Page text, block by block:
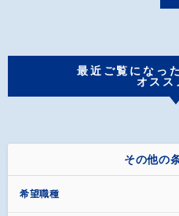
最近ご覧になっ
オスス
その他の
希望職種